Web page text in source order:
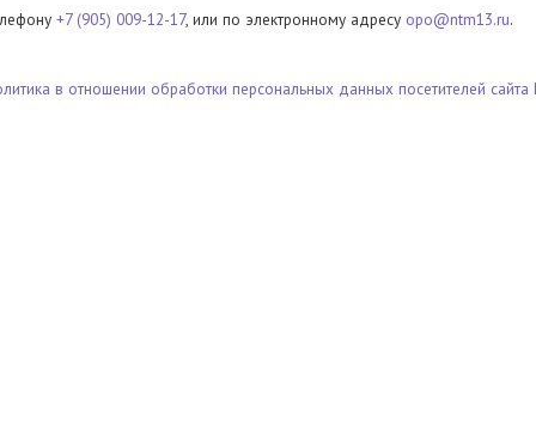
+7 (905) 009-12-17, или по электронному адресу opo@ntm13.ru.
в отношении обработки персональных данных посетителей